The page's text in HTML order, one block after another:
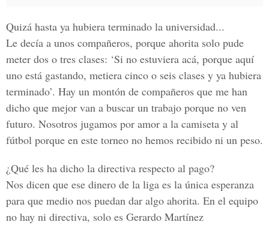
Quizá hasta ya hubiera terminado la universidad...
Le decía a unos compañeros, porque ahorita solo pude
meter dos o tres clases: ‘Si no estuviera acá, porque aquí
uno está gastando, metiera cinco o seis clases y ya hubiera
terminado’. Hay un montón de compañeros que me han
dicho que mejor van a buscar un trabajo porque no ven
futuro. Nosotros jugamos por amor a la camiseta y al
fútbol porque en este torneo no hemos recibido ni un peso.
¿Qué les ha dicho la directiva respecto al pago?
Nos dicen que ese dinero de la liga es la única esperanza
para que medio nos puedan dar algo ahorita. En el equipo
no hay ni directiva, solo es Gerardo Martínez